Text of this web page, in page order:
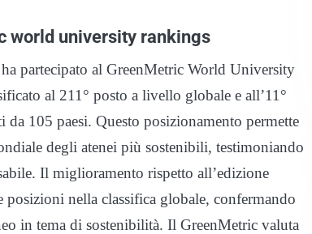
world university rankings
partecipato al GreenMetric World University
al 211° posto a livello globale e all’11°
105 paesi. Questo posizionamento permette
degli atenei più sostenibili, testimoniando
Il miglioramento rispetto all’edizione
nella classifica globale, confermando
in tema di sostenibilità. Il GreenMetric valuta